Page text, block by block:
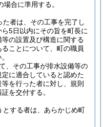
場合に準用する。
者は、その工事を完了し
5日以内にその旨を町長に
の設置及び構造に関する
ことについて、町の職員
、その工事が排水設備等の
に適合していると認めた
を行った者に対し、規則
を交付する。
する者は、あらかじめ町